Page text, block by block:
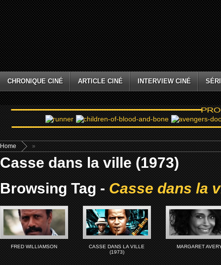
CHRONIQUE CINÉ ARTICLE CINÉ INTERVIEW CINÉ
Home »
Casse dans la ville (1973)
Browsing Tag -Casse dans la
FRED WILLIAMSON
CASSE DANS LA VILLE
(1973)
MARGARET